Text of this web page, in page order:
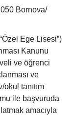
Bornova/
Ege Lisesi”)
Kanunu
ve öğrenci
ve
okul tanıtım
ile başvuruda
amacıyla